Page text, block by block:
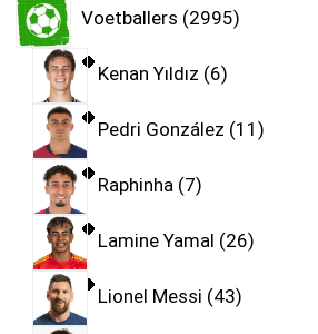
Voetballers 2995
Kenan Yıldız 6
Pedri González 11
Raphinha 7
Lamine Yamal 26
Lionel Messi 43